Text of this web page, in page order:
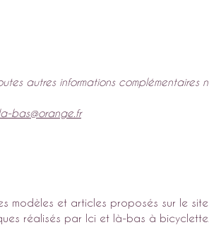
autres informations
bas@orange.fr
modèles et articles proposés sur le
réalisés par Ici et là-bas à